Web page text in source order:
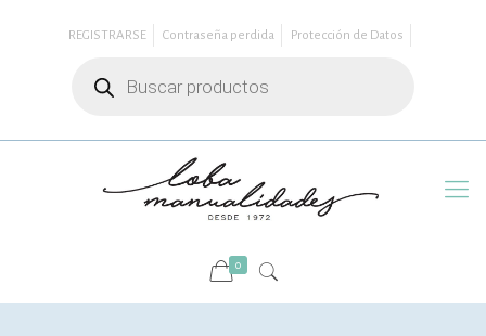
REGISTRARSE Contraseña perdida
Protección de Datos
productos
0